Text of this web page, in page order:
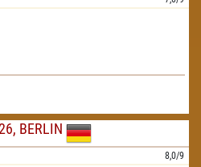
BERLIN
8,0/9